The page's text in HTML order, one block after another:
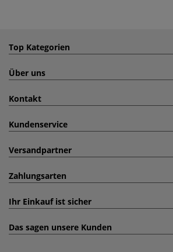
Top Kategorien
Über uns
Kontakt
Kundenservice
Versandpartner
Zahlungsarten
Ihr Einkauf ist sicher
Das sagen unsere Kunden